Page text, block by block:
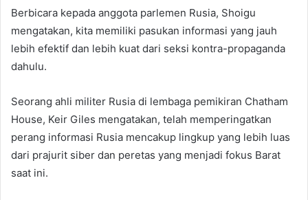
Berbicara kepada anggota parlemen Rusia, Shoigu
mengatakan, kita memiliki pasukan informasi yang jauh
lebih efektif dan lebih kuat dari seksi kontra-propaganda
dahulu.
Seorang ahli militer Rusia di lembaga pemikiran Chatham
House, Keir Giles mengatakan, telah memperingatkan
perang informasi Rusia mencakup lingkup yang lebih luas
dari prajurit siber dan peretas yang menjadi fokus Barat
saat ini.